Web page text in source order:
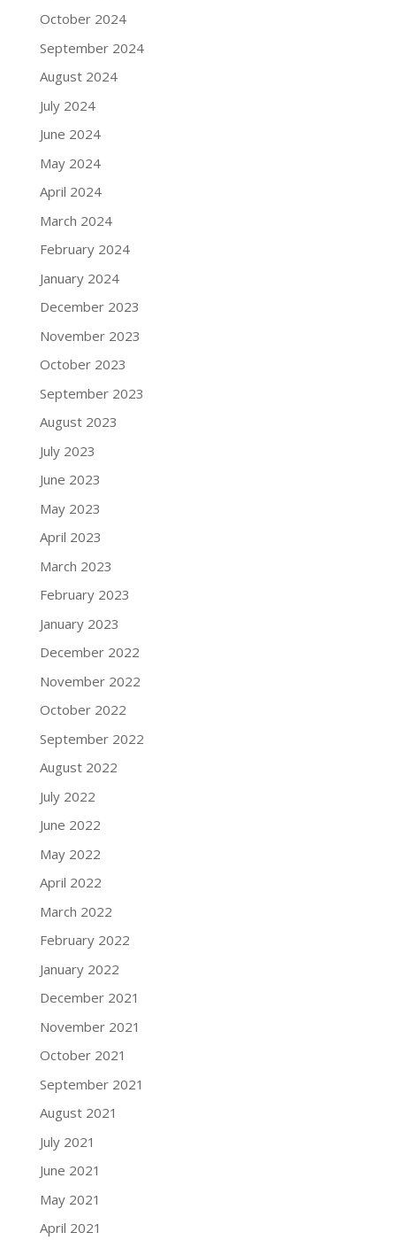
October 2024
September 2024
August 2024
July 2024
June 2024
May 2024
April 2024
March 2024
February 2024
January 2024
December 2023
November 2023
October 2023
September 2023
August 2023
July 2023
June 2023
May 2023
April 2023
March 2023
February 2023
January 2023
December 2022
November 2022
October 2022
September 2022
August 2022
July 2022
June 2022
May 2022
April 2022
March 2022
February 2022
January 2022
December 2021
November 2021
October 2021
September 2021
August 2021
July 2021
June 2021
May 2021
April 2021